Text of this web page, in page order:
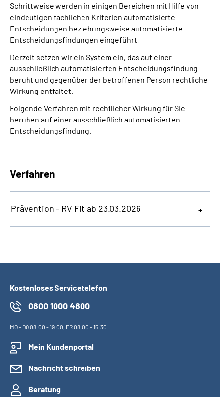
Schrittweise werden in einigen Bereichen mit Hilfe von
eindeutigen fachlichen Kriterien automatisierte
Entscheidungen beziehungsweise automatisierte
Entscheidungsfindungen eingeführt.
Derzeit setzen wir ein System ein, das auf einer
ausschließlich automatisierten Entscheidungs­findung
beruht und gegenüber der betroffenen Person rechtliche
Wirkung entfaltet.
Folgende Verfahren mit rechtlicher Wirkung für Sie
beruhen auf einer ausschließlich automatisierten
Entscheidungs­findung.
Verfahren
Prävention - RV Fit ab 23.03.2026
Kostenloses Servicetelefon
0800 1000 4800
MO- DO08:00 - 19:00, FR08:00 - 15:30
Mein Kundenportal
Nachricht schreiben
Beratung